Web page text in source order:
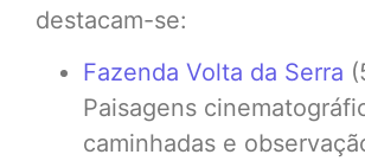
destacam-se:
Fazenda Volta da Serra
Paisagens
caminhadas e